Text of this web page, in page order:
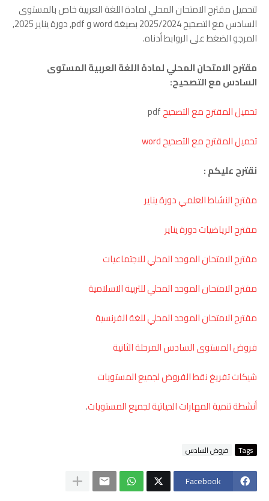
لتحميل مقترح الامتحان المحلي لمادة اللغة العربية خاص بالمستوى
السادس مع التصحيح 2025/2024 بصيغة word و pdf, دورة يناير 2025,
المرجو الضغط على الروابط أدناه.
مقترح الامتحان المحلي لمادة اللغة العربية المستوى
السادس مع التصحيح:
تحميل المقترح مع التصحيح
تحميل المقترح مع التصحيح word
نقترح عليكم :
مقترح النشاط العلمي دورة يناير
مقترح الرياضيات دورة يناير
مقترح الامتحان الموحد المحلي للاجتماعيات
مقترح الامتحان الموحد المحلي للتربية الاسلامية
مقترح الامتحان الموحد المحلي للغة الفرنسية
فروض المستوى السادس المرحلة الثانية
شيكات تفريغ نقط الفروض لجميع المستويات
أنشطة تنمية المهارات الحياتية لجميع المستويات.
Tags فروض السادس
Facebook